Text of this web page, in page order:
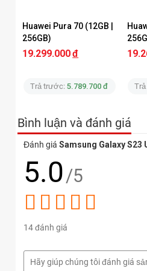
Huawei Pura 70 (12GB |
256GB)
19.299.000đ
Trả trước: 5.789.700 đ
Bình luận và đánh giá
Đánh giá Samsung Galaxy S23
5.0/5
14 đánh giá